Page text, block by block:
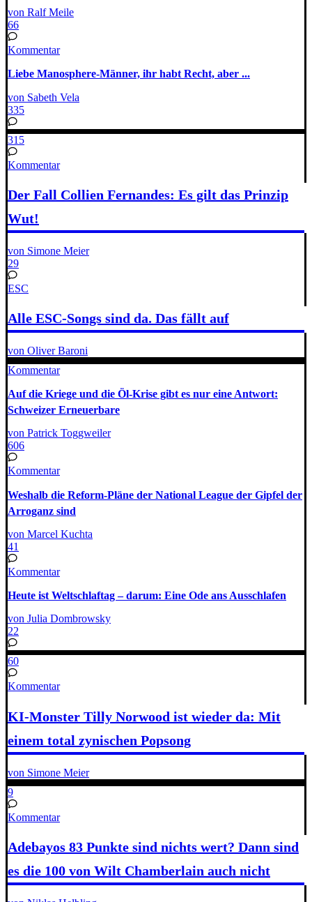
von Ralf Meile
66
Kommentar
Liebe Manosphere-Männer, ihr habt Recht, aber ...
von Sabeth Vela
335
315
Kommentar
Der Fall Collien Fernandes: Es gilt das Prinzip
Wut!
von Simone Meier
29
ESC
Alle ESC-Songs sind da. Das fällt auf
von Oliver Baroni
Kommentar
Auf die Kriege und die Öl-Krise gibt es nur eine Antwort:
Schweizer Erneuerbare
von Patrick Toggweiler
606
Kommentar
Weshalb die Reform-Pläne der National League der Gipfel der
Arroganz sind
von Marcel Kuchta
41
Kommentar
Heute ist Weltschlaftag – darum: Eine Ode ans Ausschlafen
von Julia Dombrowsky
22
60
Kommentar
KI-Monster Tilly Norwood ist wieder da: Mit
einem total zynischen Popsong
von Simone Meier
9
Kommentar
Adebayos 83 Punkte sind nichts wert? Dann sind
es die 100 von Wilt Chamberlain auch nicht